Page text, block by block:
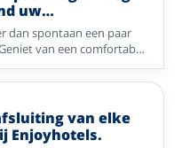
glooiende
dag buiten wacht uw
uw
eilandleven tot
dan spontaan een paar
van een comfortabel
gezellig
persoonlijke gastvrijheid
u nu kiest voor de
sfeervolle stad: uw
begint hier.
van elke
Enjoyhotels.